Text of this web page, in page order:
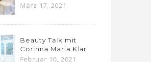
März 17, 2021
Beauty Talk mit
Corinna Maria Klar
Februar 10, 2021